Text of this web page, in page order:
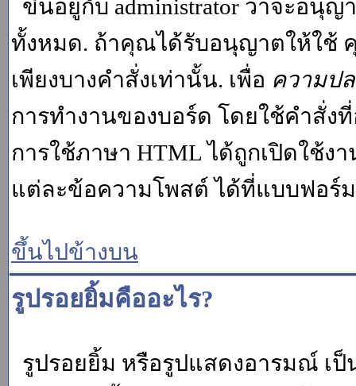
ขึ้นอยู่กับ administrator ว่าจะอนุ
ทั้งหมด. ถ้าคุณได้รับอนุญาตให้ใช้
เพียงบางคำสั่งเท่านั้น. เพื่อ ความป
การทำงานของบอร์ด โดยใช้คำสั่ง
การใช้ภาษา HTML ได้ถูกเปิดใช้
แต่ละข้อความโพสต์ ได้ที่แบบฟอร์
ขึ้นไปข้างบน
รูปรอยยิ้มคืออะไร?
รูปรอยยิ้ม หรือรูปแสดงอารมณ์ เ